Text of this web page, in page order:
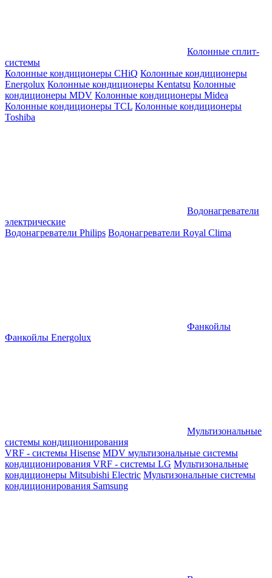
Колонные сплит-
системы
Колонные кондиционеры CHiQ Колонные кондиционеры
Energolux Колонные кондиционеры Kentatsu Колонные
кондиционеры MDV Колонные кондиционеры Midea
Колонные кондиционеры TCL Колонные кондиционеры
Toshiba
Водонагреватели
электрические
Водонагреватели Philips Водонагреватели Royal Clima
Фанкойлы
Фанкойлы Energolux
Мультизональные
системы кондиционирования
VRF - системы Hisense MDV мультизональные системы
кондиционирования VRF - системы LG Мультизональные
кондиционеры Mitsubishi Electric Мультизональные системы
кондиционирования Samsung